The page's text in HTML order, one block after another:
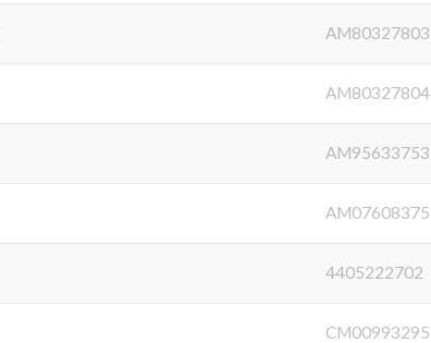
AM80327803
AM80327804
AM95633753
AM07608375
4405222702
CM00993295